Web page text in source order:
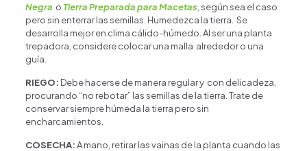
Negra o Tierra Preparada para Macetas , según sea el caso
pero sin enterrar las semillas. Humedezca la tierra. Se
desarrolla mejor en clima cálido-húmedo. Al ser una planta
trepadora, considere colocar una malla alrededor o una
guía.
RIEGO: Debe hacerse de manera regular y con delicadeza,
procurando “no rebotar” las semillas de la tierra. Trate de
conservar siempre húmeda la tierra pero sin
encharcamientos.
COSECHA:A mano, retirar las vainas de la planta cuando las